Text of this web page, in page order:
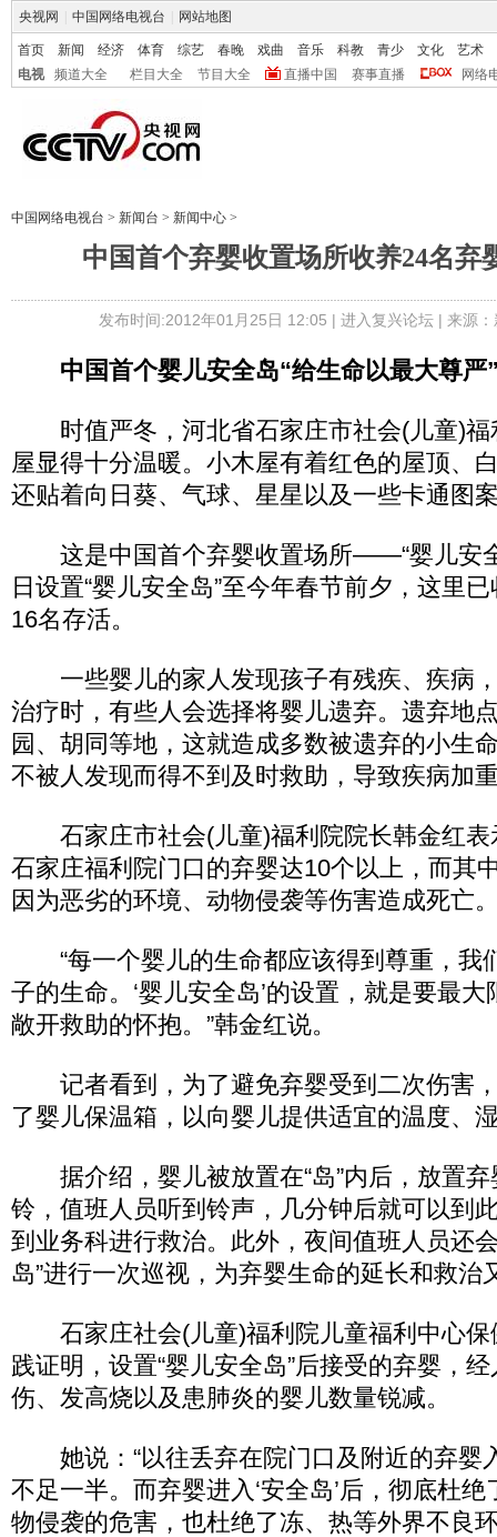
央视网 中国网络电视台 网站地图
首页 新闻 经济 体育 综艺 春晚 戏曲 音乐 科教 青少 文化
艺术
电视
频道大全 栏目大全 节目大全 直播中国 赛事直播 网络
中国网络电视台 > 新闻台 > 新闻中心 >
中国首个弃婴收置场所收养24名弃
发布时间:2012年01月25日 12:05 | 进入复兴论坛| 来源
中国首个婴儿安全岛“给生命以最大尊严
时值严冬，河北省石家庄市社会(儿童)福
屋显得十分温暖。小木屋有着红色的屋顶、
还贴着向日葵、气球、星星以及一些卡通图
这是中国首个弃婴收置场所——“婴儿安全
日设置“婴儿安全岛”至今年春节前夕，这里
16名存活。
一些婴儿的家人发现孩子有残疾、疾病
治疗时，有些人会选择将婴儿遗弃。遗弃地
园、胡同等地，这就造成多数被遗弃的小生
不被人发现而得不到及时救助，导致疾病加
石家庄市社会(儿童)福利院院长韩金红表
石家庄福利院门口的弃婴达10个以上，而其
因为恶劣的环境、动物侵袭等伤害造成死亡
“每一个婴儿的生命都应该得到尊重，我
子的生命。‘婴儿安全岛’的设置，就是要最
敞开救助的怀抱。”韩金红说。
记者看到，为了避免弃婴受到二次伤害，
了婴儿保温箱，以向婴儿提供适宜的温度、
据介绍，婴儿被放置在“岛”内后，放置弃
铃，值班人员听到铃声，几分钟后就可以到
到业务科进行救治。此外，夜间值班人员还
岛”进行一次巡视，为弃婴生命的延长和救治
石家庄社会(儿童)福利院儿童福利中心保
践证明，设置“婴儿安全岛”后接受的弃婴，
伤、发高烧以及患肺炎的婴儿数量锐减。
她说：“以往丢弃在院门口及附近的弃婴
不足一半。而弃婴进入‘安全岛’后，彻底杜
物侵袭的危害，也杜绝了冻、热等外界不良